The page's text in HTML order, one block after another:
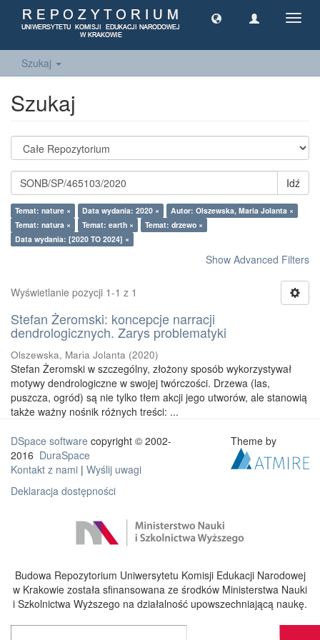
Szukaj
Szukaj
Idź
Temat: nature × Data wydania: 2020 ×
Autor: Olszewska, Maria Jolanta ×
Temat: natura ×
Temat: earth ×
Temat: drzewo ×
Data wydania: [2020 TO 2024] ×
Show Advanced Filters
Wyświetlanie pozycji 1-1 z 1
Stefan Żeromski: koncepcje narracji
dendrologicznych. Zarys problematyki
Olszewska, Maria Jolanta (2020)
Stefan Żeromski w szczególny, złożony sposób wykorzystywał
motywy dendrologiczne w swojej twórczości. Drzewa (las,
puszcza, ogród) są nie tylko tłem akcji jego utworów, ale stanowią
także ważny nośnik różnych treści: ...
DSpace software copyright © 2002-
2016 DuraSpace
Kontakt z nami | Wyślij uwagi
Deklaracja dostępności
Theme by
Budowa Repozytorium Uniwersytetu Komisji Edukacji Narodowej
w Krakowie została sfinansowana ze środków Ministerstwa Nauki
i Szkolnictwa Wyższego na działalność upowszechniającą naukę.